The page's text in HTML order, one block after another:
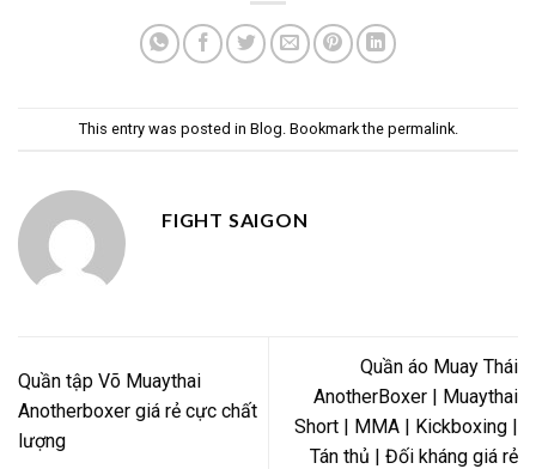
This entry was posted in Blog . Bookmark the permalink.
FIGHT SAIGON
Quần tập Võ Muaythai
Anotherboxer giá rẻ cực chất
lượng
Quần áo Muay Thái
AnotherBoxer | Muaythai
Short | MMA | Kickboxing |
Tán thủ | Đối kháng giá rẻ